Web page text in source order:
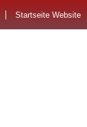
Startseite Website